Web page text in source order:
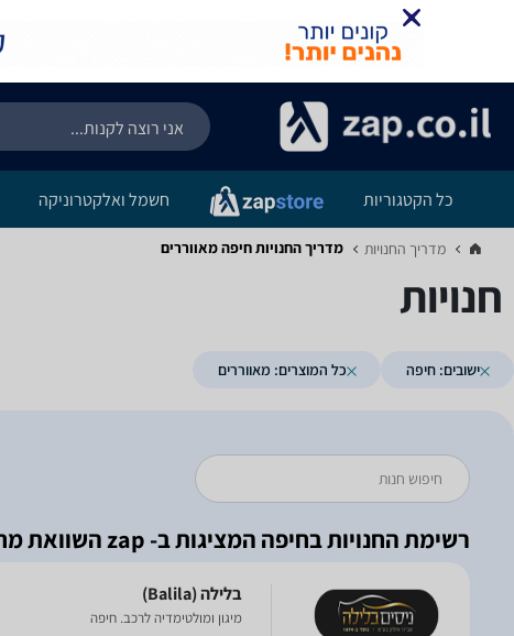
כל הקטגוריות חשמל ואלקטרוניקה
מדריך החנויות‏ מדריך החנויות ‏חיפה ‏מאווררים
חנויות
ישובים: חיפה כל המוצרים: מאווררים
רשימת החנויות בחיפה המציגות ב- zap השוואת מחירים
מיגון ומולטימדיה לרכב. חיפה